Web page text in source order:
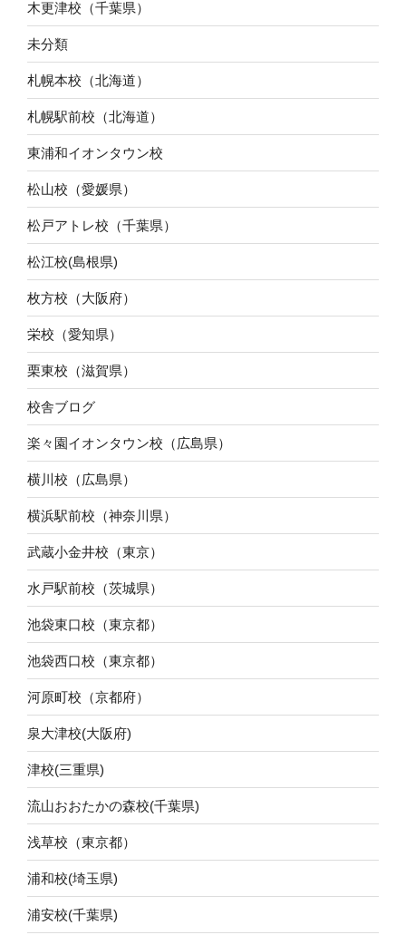
木更津校（千葉県）
未分類
札幌本校（北海道）
札幌駅前校（北海道）
東浦和イオンタウン校
松山校（愛媛県）
松戸アトレ校（千葉県）
松江校(島根県)
枚方校（大阪府）
栄校（愛知県）
栗東校（滋賀県）
校舎ブログ
楽々園イオンタウン校（広島県）
横川校（広島県）
横浜駅前校（神奈川県）
武蔵小金井校（東京）
水戸駅前校（茨城県）
池袋東口校（東京都）
池袋西口校（東京都）
河原町校（京都府）
泉大津校(大阪府)
津校(三重県)
流山おおたかの森校(千葉県)
浅草校（東京都）
浦和校(埼玉県)
浦安校(千葉県)